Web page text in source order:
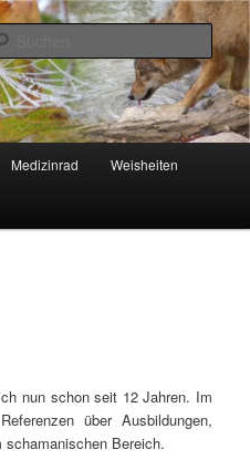
Medizinrad Weisheiten
nun schon seit 12 Jahren. Im
über Ausbildungen,
schamanischen Bereich.